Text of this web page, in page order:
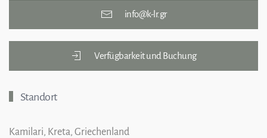
info@k-lr.gr
Verfügbarkeit und Buchung
Standort
Kamilari, Kreta, Griechenland